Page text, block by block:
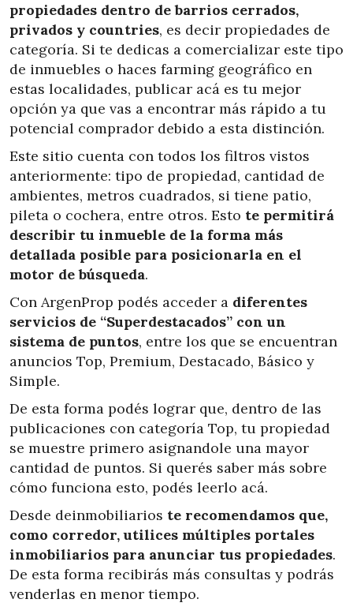
propiedades dentro de barrios cerrados,
privados y countries, es decir propiedades de
categoría. Si te dedicas a comercializar este tipo
de inmuebles o haces farming geográfico en
estas localidades, publicar acá es tu mejor
opción ya que vas a encontrar más rápido a tu
potencial comprador debido a esta distinción.
Este sitio cuenta con todos los filtros vistos
anteriormente: tipo de propiedad, cantidad de
ambientes, metros cuadrados, si tiene patio,
pileta o cochera, entre otros. Esto te permitirá
describir tu inmueble de la forma más
detallada posible para posicionarla en el
motor de búsqueda.
Con ArgenProp podés acceder a diferentes
servicios de “Superdestacados” con un
sistema de puntos, entre los que se encuentran
anuncios Top, Premium, Destacado, Básico y
Simple.
De esta forma podés lograr que, dentro de las
publicaciones con categoría Top, tu propiedad
se muestre primero asignandole una mayor
cantidad de puntos. Si querés saber más sobre
cómo funciona esto, podés leerlo acá.
Desde deinmobiliarios te recomendamos que,
como corredor, utilices múltiples portales
inmobiliarios para anunciar tus propiedades.
De esta forma recibirás más consultas y podrás
venderlas en menor tiempo.